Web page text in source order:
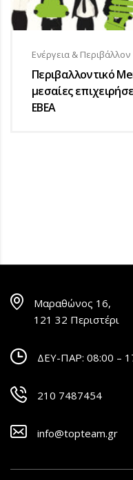
Ενέργεια & Περιβάλλον
Περιβαλλοντικό
μεσαίες
ΕΒΕΑ
Μαραθώνος 16,
121 32 Περιστέρι
ΔΕΥ-ΠΑΡ: 08:00 –
210 7487454
info@topteam.gr